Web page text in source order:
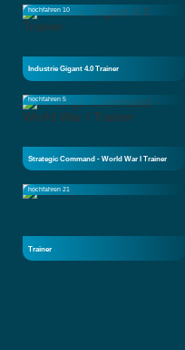
hochfahren 10
Industrie Gigant 4.0 Trainer
hochfahren 5
Strategic Command - World War I Trainer
hochfahren 21
Trainer